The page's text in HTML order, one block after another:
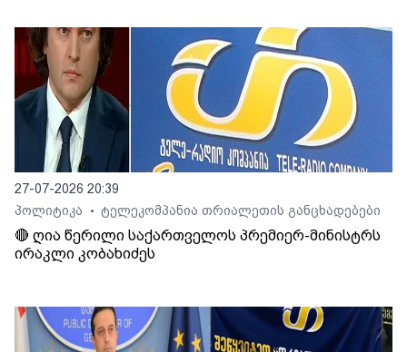
27-07-2026 20:39
პოლიტიკა
• ტელეკომპანია თრიალეთის განცხადებები
🔴 ღია წერილი საქართველოს პრემიერ-მინისტრს
ირაკლი კობახიძეს